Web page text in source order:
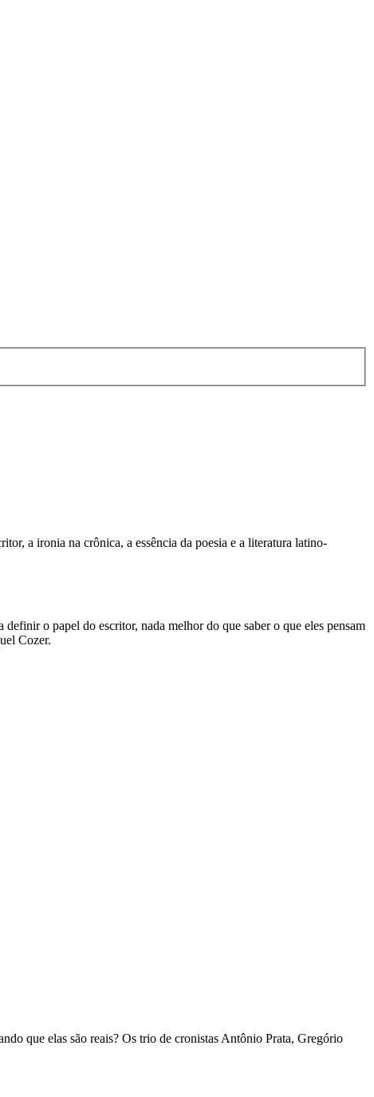
a ironia na crônica, a essência da poesia e a literatura latino-
o papel do escritor, nada melhor do que saber o que eles pensam
Cozer.
que elas são reais? Os trio de cronistas Antônio Prata, Gregório